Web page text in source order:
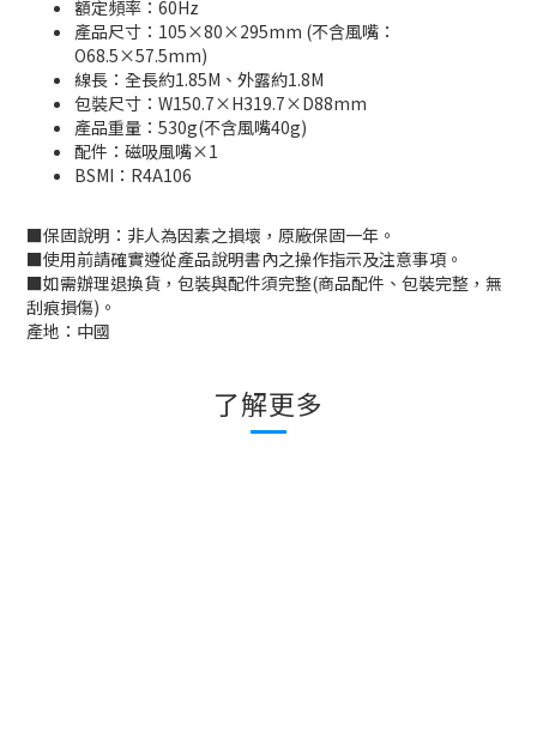
額定頻率：60Hz
產品尺寸：105×80×295mm (不含風嘴：
O68.5×57.5mm)
線長：全長約1.85M、外露約1.8M
包裝尺寸：W150.7×H319.7×D88mm
產品重量：530g(不含風嘴40g)
配件：磁吸風嘴×1
BSMI：R4A106
■保固說明：非人為因素之損壞，原廠保固一年。
■使用前請確實遵從產品說明書內之操作指示及注意事項。
■如需辦理退換貨，包裝與配件須完整(商品配件、包裝完整，無
刮痕損傷) 。
產地：中國
了解更多